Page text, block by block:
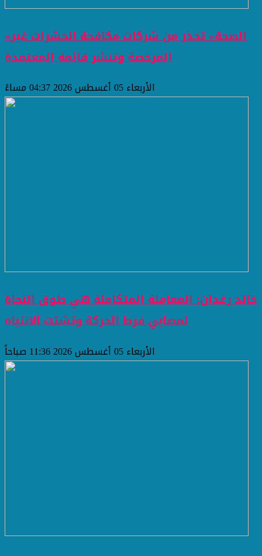
«الصحة» تحذر من شركات مكافحة الحشرات غير
المرخصة وتنشر قائمة المعتمدة
الأربعاء 05 أغسطس 2026 04:37 مساءً
خالد رغدان: المعاملة المتكاملة هي طوق النجاة
لمصابي فرط الحركة وتشتت الانتباه
الأربعاء 05 أغسطس 2026 11:36 صباحاً